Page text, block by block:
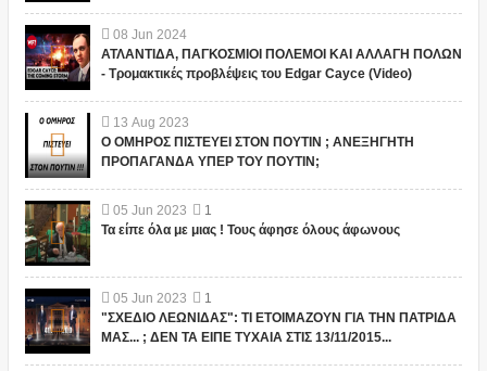
08 Jun 2024
ΑΤΛΑΝΤΙΔΑ, ΠΑΓΚΟΣΜΙΟΙ ΠΟΛΕΜΟΙ ΚΑΙ ΑΛΛΑΓΗ ΠΟΛΩΝ
- Τρομακτικές προβλέψεις του Edgar Cayce (Video)
13 Aug 2023
Ο ΟΜΗΡΟΣ ΠΙΣΤΕΥΕΙ ΣΤΟΝ ΠΟΥΤΙΝ ; ΑΝΕΞΗΓΗΤΗ
ΠΡΟΠΑΓΑΝΔΑ ΥΠΕΡ ΤΟΥ ΠΟΥΤΙΝ;
05 Jun 2023
1
Τα είπε όλα με μιας ! Τους άφησε όλους άφωνους
05 Jun 2023
1
"ΣΧΕΔΙΟ ΛΕΩΝΙΔΑΣ": ΤΙ ΕΤΟΙΜΑΖΟΥΝ ΓΙΑ ΤΗΝ ΠΑΤΡΙΔΑ
ΜΑΣ... ; ΔΕΝ ΤΑ ΕΙΠΕ ΤΥΧΑΙΑ ΣΤΙΣ 13/11/2015...